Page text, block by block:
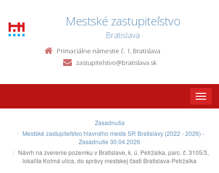
Mestské zastupiteľstvo
Bratislava
Primaciálne námestie č. 1, Bratislava
zastupitelstvo@bratislava.sk
Toggle
Zasadnutia
Mestské zastupiteľstvo hlavného mesta SR Bratislavy (2022 - 2026) -
Zasadnutie 30.04.2026
Návrh na zverenie pozemku v Bratislave, k. ú. Petržalka, parc. č. 3105/3,
lokalita Kolmá ulica, do správy mestskej časti Bratislava-Petržalka